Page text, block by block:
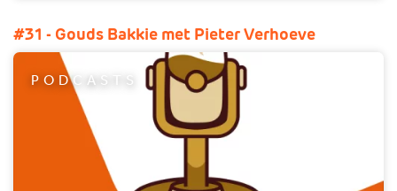
#31 - Gouds Bakkie met Pieter Verhoeve
PODCASTS